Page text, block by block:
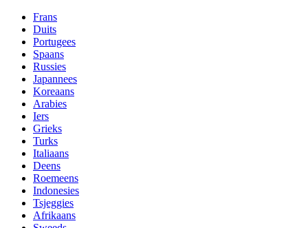
Frans
Duits
Portugees
Spaans
Russies
Japannees
Koreaans
Arabies
Iers
Grieks
Turks
Italiaans
Deens
Roemeens
Indonesies
Tsjeggies
Afrikaans